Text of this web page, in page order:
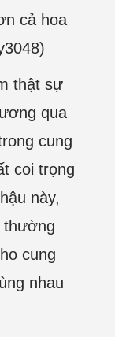
cả hoa
thật sự
qua
cung
coi trọng
này,
thường
cung
nhau